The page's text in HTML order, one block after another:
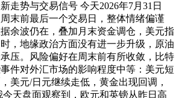
走势与交易信号 今天2026年7月31日
周末前最后一个交易日，整体情绪偏谨
余波仍在，叠加月末资金调仓，美元指
，地缘政治方面没有进一步升级，原油
压。风险偏好在周末前有所收敛，比特
件对外汇市场的影响程度中等：美元短
美元/日元继续走低，黄金出现回调，
今天盘面观察到，欧元和英镑从昨日高